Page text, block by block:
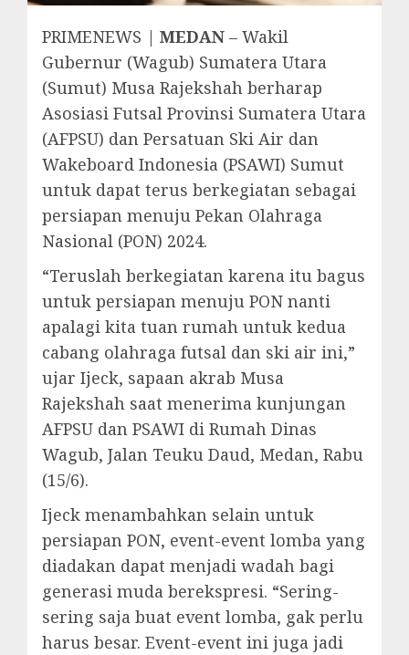
PRIMENEWS | MEDAN – Wakil
Gubernur (Wagub) Sumatera Utara
(Sumut) Musa Rajekshah berharap
Asosiasi Futsal Provinsi Sumatera Utara
(AFPSU) dan Persatuan Ski Air dan
Wakeboard Indonesia (PSAWI) Sumut
untuk dapat terus berkegiatan sebagai
persiapan menuju Pekan Olahraga
Nasional (PON) 2024.
“Teruslah berkegiatan karena itu bagus
untuk persiapan menuju PON nanti
apalagi kita tuan rumah untuk kedua
cabang olahraga futsal dan ski air ini,”
ujar Ijeck, sapaan akrab Musa
Rajekshah saat menerima kunjungan
AFPSU dan PSAWI di Rumah Dinas
Wagub, Jalan Teuku Daud, Medan, Rabu
(15/6).
Ijeck menambahkan selain untuk
persiapan PON, event-event lomba yang
diadakan dapat menjadi wadah bagi
generasi muda berekspresi. “Sering-
sering saja buat event lomba, gak perlu
harus besar. Event-event ini juga jadi